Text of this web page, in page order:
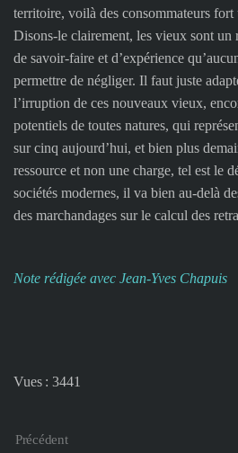
territoire, voilà des consommateurs fort
Disons-le clairement, les vieux sont un
de savoir-faire et d’expérience
permettre de négliger. Il faut juste
l’irruption de ces nouveaux vieux,
potentiels de toutes natures, qui
sur cinq aujourd’hui, et bien plus
ressource et non une charge, tel est le
sociétés modernes, il va bien au-delà
des marchandages sur le calcul des
Note rédigée avec Jean-Yves Chapuis
Vues : 3441
Précédent